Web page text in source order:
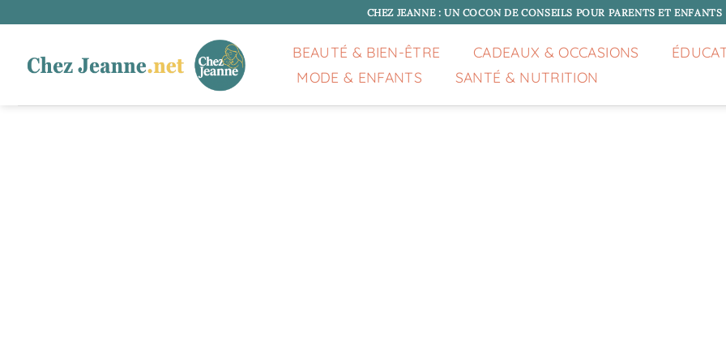
au
CHEZ JEANNE : UN COCON DE CONSEILS POUR PARENTS ET ENFANTS
BEAUTÉ & BIEN-ÊTRE CADEAUX & OCCASIONS
MODE & ENFANTS
SANTÉ & NUTRITION